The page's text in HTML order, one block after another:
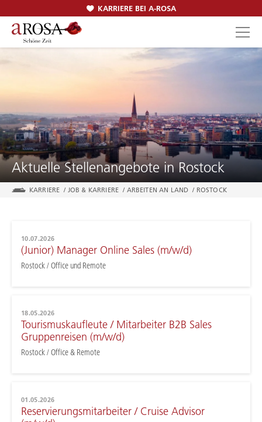
KARRIERE BEI A-ROSA
SUCHEN
Aktuelle Stellenangebote in Rostock
KARRIERE / JOB & KARRIERE / ARBEITEN AN LAND / ROSTOCK
10.07.2026
(Junior) Manager Online Sales (m/w/d)
Rostock / Office und Remote
18.05.2026
Tourismuskaufleute / Mitarbeiter B2B Sales
Gruppenreisen (m/w/d)
Rostock / Office & Remote
01.05.2026
Reservierungsmitarbeiter / Cruise Advisor